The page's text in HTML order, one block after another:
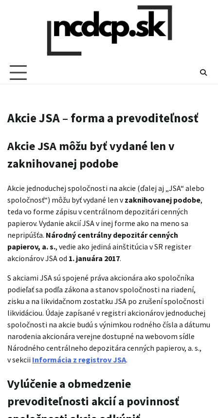
Akcie JSA – forma a prevoditeľnosť
Akcie JSA môžu byť vydané len v
zaknihovanej podobe
Akcie jednoduchej spoločnosti na akcie (ďalej aj „JSA“ alebo
spoločnosť“) môžu byť vydané len vzaknihovanej podobe,
teda vo forme zápisu v centrálnom depozitári cenných
papierov. Vydanie akcií JSA v inej forme ako na meno sa
nepripúšťa. Národný centrálny depozitár cenných
papierov, a. s., vedie ako jediná ainštitúcia v SR register
akcionárov JSA od 1. januára 2017.
S akciami JSA sú spojené práva akcionára ako spoločníka
podieľať sa podľa zákona a stanov spoločnosti na riadení,
zisku a na likvidačnom zostatku JSA po zrušení spoločnosti
likvidáciou. Údaje zapísané v registri akcionárov jednoduchej
spoločnosti na akcie budú s výnimkou rodného čísla a dátumu
narodenia akcionára verejne dostupné na webovom sídle
Národného centrálneho depozitára cenných papierov, a. s.,
v sekcii Informácia z registrov JSA.
Vylúčenie a obmedzenie
prevoditeľnosti akcií a povinnosť